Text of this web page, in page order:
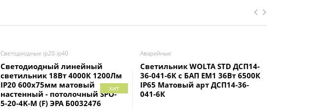
Светодиодные ip20-ip40
Светодиодный линейный
светильник 18Вт 4000К 1200Лм
IP20 600x75мм матовый
настенный - потолочный SPO-
5-20-4K-M (F) ЭРА Б0032476
хит
Аварийные
Светильник WOLTA STD ДСП14-
36-041-6К с БАП EM1 36Вт 6500К
IP65 Матовый арт ДСП14-36-
041-6К